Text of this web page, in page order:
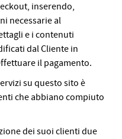
inserendo,
necessarie al
e i contenuti
dal Cliente in
il pagamento.
su questo sito è
che abbiano compiuto
dei suoi clienti due